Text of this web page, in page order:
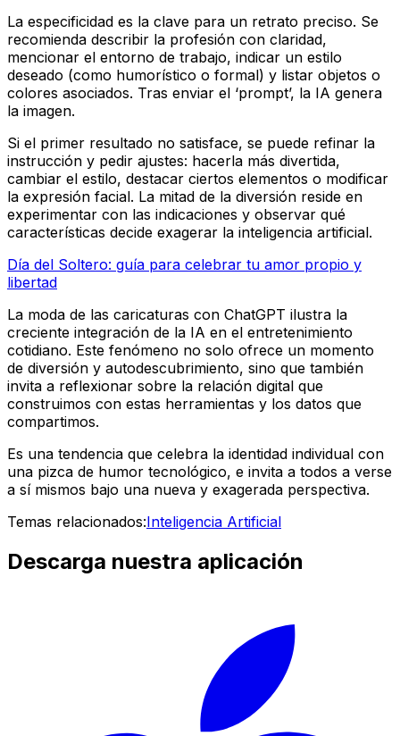
La especificidad es la clave para un retrato preciso. Se
recomienda describir la profesión con claridad,
mencionar el entorno de trabajo, indicar un estilo
deseado (como humorístico o formal) y listar objetos o
colores asociados. Tras enviar el ‘prompt’, la IA genera
la imagen.
Si el primer resultado no satisface, se puede refinar la
instrucción y pedir ajustes: hacerla más divertida,
cambiar el estilo, destacar ciertos elementos o modificar
la expresión facial. La mitad de la diversión reside en
experimentar con las indicaciones y observar qué
características decide exagerar la inteligencia artificial.
Día del Soltero: guía para celebrar tu amor propio y
libertad
La moda de las caricaturas con ChatGPT ilustra la
creciente integración de la IA en el entretenimiento
cotidiano. Este fenómeno no solo ofrece un momento
de diversión y autodescubrimiento, sino que también
invita a reflexionar sobre la relación digital que
construimos con estas herramientas y los datos que
compartimos.
Es una tendencia que celebra la identidad individual con
una pizca de humor tecnológico, e invita a todos a verse
a sí mismos bajo una nueva y exagerada perspectiva.
Temas relacionados:Inteligencia Artificial
Descarga nuestra aplicación